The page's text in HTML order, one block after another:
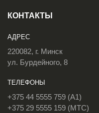
КОНТАКТЫ
АДРЕС
220082, г. Минск
ул. Бурдейного, 8
ТЕЛЕФОНЫ
+375 44 5555 759 (A1)
+375 29 5555 159 (МТС)